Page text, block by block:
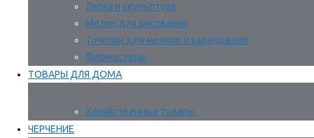
Лепка и скульптура
Мелки для рисования
Точилки для мелков и карандашей
Фломастеры
ТОВАРЫ ДЛЯ ДОМА
Хозяйственные товары
ЧЕРЧЕНИЕ